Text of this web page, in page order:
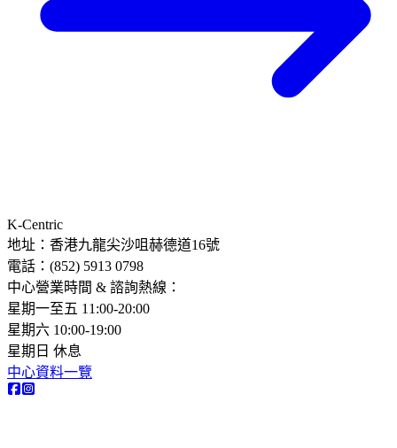
K-Centric
地址：香港九龍尖沙咀赫德道16號
電話：(852) 5913 0798​
中心營業時間 & 諮詢熱線：
星期一至五 11:00-20:00
星期六 10:00-19:00
星期日 休息
中心資料一覽